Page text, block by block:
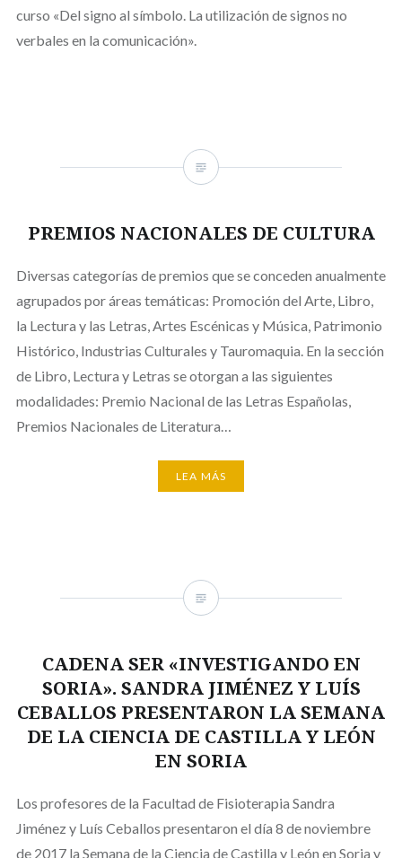
curso «Del signo al símbolo. La utilización de signos no
verbales en la comunicación».
PREMIOS NACIONALES DE CULTURA
Diversas categorías de premios que se conceden anualmente
agrupados por áreas temáticas: Promoción del Arte, Libro,
la Lectura y las Letras, Artes Escénicas y Música, Patrimonio
Histórico, Industrias Culturales y Tauromaquia. En la sección
de Libro, Lectura y Letras se otorgan a las siguientes
modalidades: Premio Nacional de las Letras Españolas,
Premios Nacionales de Literatura…
LEA MÁS
CADENA SER «INVESTIGANDO EN
SORIA». SANDRA JIMÉNEZ Y LUÍS
CEBALLOS PRESENTARON LA SEMANA
DE LA CIENCIA DE CASTILLA Y LEÓN
EN SORIA
Los profesores de la Facultad de Fisioterapia Sandra
Jiménez y Luís Ceballos presentaron el día 8 de noviembre
de 2017 la Semana de la Ciencia de Castilla y León en Soria y